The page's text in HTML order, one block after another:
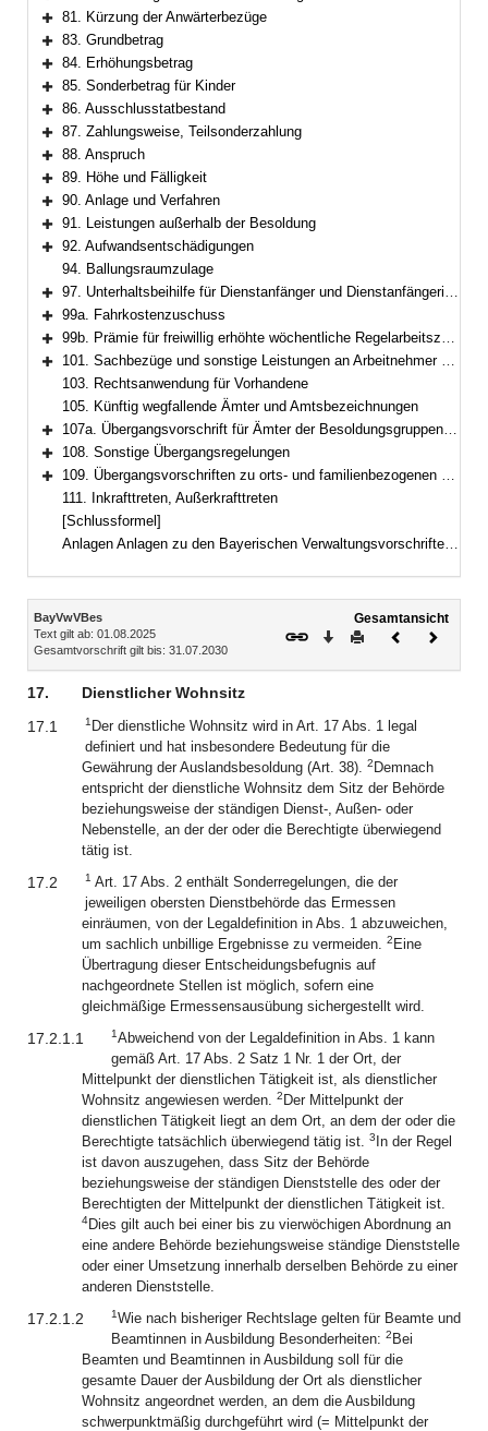
Bereich erweitern
Bereich erweitern
81. Kürzung der Anwärterbezüge
Bereich erweitern
83. Grundbetrag
Bereich erweitern
84. Erhöhungsbetrag
Bereich erweitern
85. Sonderbetrag für Kinder
Bereich erweitern
86. Ausschlusstatbestand
Bereich erweitern
87. Zahlungsweise, Teilsonderzahlung
Bereich erweitern
88. Anspruch
Bereich erweitern
89. Höhe und Fälligkeit
Bereich erweitern
90. Anlage und Verfahren
Bereich erweitern
91. Leistungen außerhalb der Besoldung
Bereich erweitern
92. Aufwandsentschädigungen
94. Ballungsraumzulage
Bereich erweitern
97. Unterhaltsbeihilfe für Dienstanfänger und Dienstanfängerinnen
Bereich erweitern
99a. Fahrkostenzuschuss
Bereich erweitern
99b. Prämie für freiwillig erhöhte wöchentliche Regelarbeitszeit im Feuerwehrdienst
Bereich erweitern
101. Sachbezüge und sonstige Leistungen an Arbeitnehmer und Arbeitnehmerinnen
103. Rechtsanwendung für Vorhandene
105. Künftig wegfallende Ämter und Amtsbezeichnungen
Bereich erweitern
107a. Übergangsvorschrift für Ämter der Besoldungsgruppen W 2 und W 3
Bereich erweitern
108. Sonstige Übergangsregelungen
Bereich erweitern
109. Übergangsvorschriften zu orts- und familienbezogenen Besoldungsbestandteilen
111. Inkrafttreten, Außerkrafttreten
[Schlussformel]
Anlagen Anlagen zu den Bayerischen Verwaltungsvorschriften zum Besoldungsrecht und Nebengebieten (BayVwVBes)Anlagenverzeichnis
Inhalt
BayVwVBes
Text gilt ab: 01.08.2025
Gesamtvorschrift gilt bis: 31.07.2030
Gesamtansicht
Download
DruckenVorheriges
17.
Dienstlicher Wohnsitz
17.1
1 Der dienstliche Wohnsitz wird in Art. 17 Abs. 1 legal
definiert und hat insbesondere Bedeutung für die
Gewährung der Auslandsbesoldung (Art. 38). 2 Demnach
entspricht der dienstliche Wohnsitz dem Sitz der Behörde
beziehungsweise der ständigen Dienst-, Außen- oder
Nebenstelle, an der der oder die Berechtigte überwiegend
tätig ist.
17.2 1 Art. 17 Abs. 2 enthält Sonderregelungen, die der
jeweiligen obersten Dienstbehörde das Ermessen
einräumen, von der Legaldefinition in Abs. 1 abzuweichen,
um sachlich unbillige Ergebnisse zu vermeiden. 2 Eine
Übertragung dieser Entscheidungsbefugnis auf
nachgeordnete Stellen ist möglich, sofern eine
gleichmäßige Ermessensausübung sichergestellt wird.
17.2.1.1 1Abweichend von der Legaldefinition in Abs. 1 kann
gemäß Art. 17 Abs. 2 Satz 1 Nr. 1 der Ort, der
Mittelpunkt der dienstlichen Tätigkeit ist, als dienstlicher
Wohnsitz angewiesen werden. 2 Der Mittelpunkt der
dienstlichen Tätigkeit liegt an dem Ort, an dem der oder die
Berechtigte tatsächlich überwiegend tätig ist. 3 In der Regel
ist davon auszugehen, dass Sitz der Behörde
beziehungsweise der ständigen Dienststelle des oder der
Berechtigten der Mittelpunkt der dienstlichen Tätigkeit ist.
4Dies gilt auch bei einer bis zu vierwöchigen Abordnung an
eine andere Behörde beziehungsweise ständige Dienststelle
oder einer Umsetzung innerhalb derselben Behörde zu einer
anderen Dienststelle.
17.2.1.2 1Wie nach bisheriger Rechtslage gelten für Beamte und
Beamtinnen in Ausbildung Besonderheiten: 2 Bei
Beamten und Beamtinnen in Ausbildung soll für die
gesamte Dauer der Ausbildung der Ort als dienstlicher
Wohnsitz angeordnet werden, an dem die Ausbildung
schwerpunktmäßig durchgeführt wird (= Mittelpunkt der